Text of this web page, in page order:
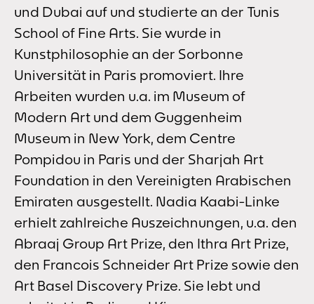
und Dubai auf und studierte an der Tunis
School of Fine Arts. Sie wurde in
Kunstphilosophie an der Sorbonne
Universität in Paris promoviert. Ihre
Arbeiten wurden u.a. im Museum of
Modern Art und dem Guggenheim
Museum in New York, dem Centre
Pompidou in Paris und der Sharjah Art
Foundation in den Vereinigten Arabischen
Emiraten ausgestellt. Nadia Kaabi-Linke
erhielt zahlreiche Auszeichnungen, u.a. den
Abraaj Group Art Prize, den Ithra Art Prize,
den Francois Schneider Art Prize sowie den
Art Basel Discovery Prize. Sie lebt und